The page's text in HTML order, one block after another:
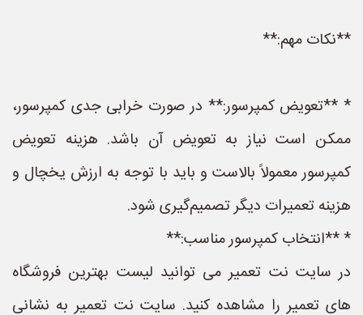
**نکات مهم:**
* **تعویض کمپرسور:** در صورت خرابی جدی کمپرسور،
ممکن است نیاز به تعویض آن باشد. هزینه تعویض
کمپرسور معمولاً بالاست و باید با توجه به ارزش یخچال و
هزینه تعمیرات دیگر تصمیم‌گیری شود.
* **انتخاب کمپرسور مناسب:**
در سایت نت تعمیر می توانید لیست بهترین فروشگاه
های تعمیر را مشاهده کنید. سایت نت تعمیر به نشانی